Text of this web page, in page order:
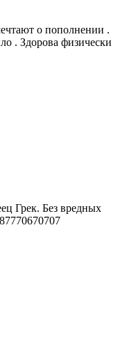
о пополнении .
. Здорова физически
Грек. Без вредных